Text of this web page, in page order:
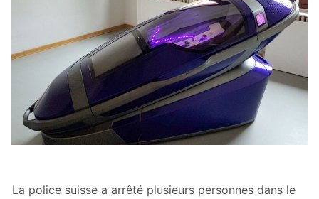
La police suisse a arrêté plusieurs personnes dans le